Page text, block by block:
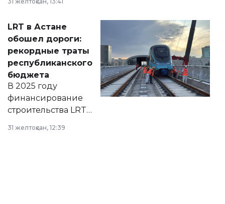
2028 годы.
документ
появился в базе
нормативных
правовых актов и
на сайте маслихат
города.
LRT в Астане
обошел дороги:
рекордные траты
республиканского
бюджета
В 2025 году
финансирование
строительства LRT
республиканского
31 желтоқсан, 12:39